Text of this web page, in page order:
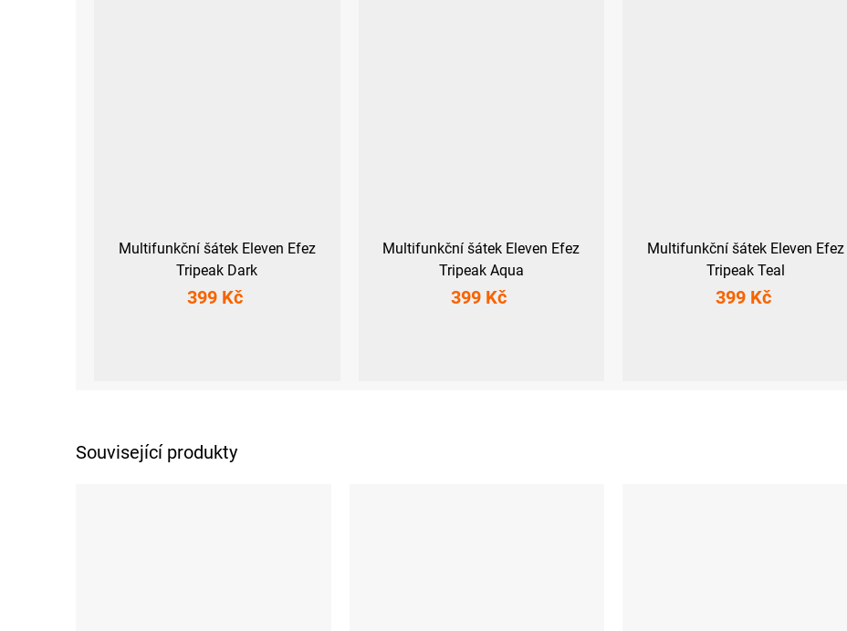
Související produkty
Multifunkční šátek Eleven Efez
Tripeak Dark
399 Kč
Multifunkční šátek Eleven Efez
Tripeak Aqua
399 Kč
Multifunkční šátek Eleven Efez
Tripeak Teal
399 Kč